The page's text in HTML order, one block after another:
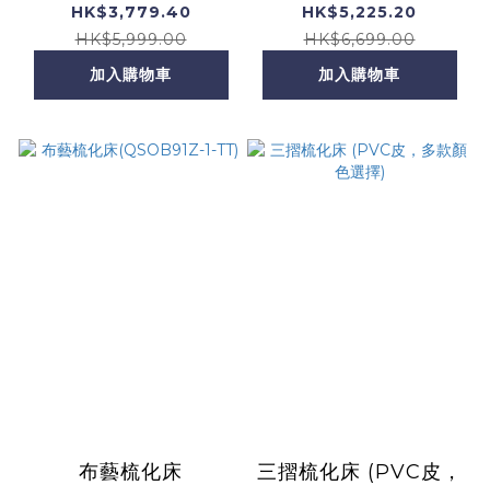
HK$3,779.40
HK$5,999.00
加入購物車
HK$5,225.20
HK$6,699.00
加入購物車
布藝梳化床
三摺梳化床 (PVC皮，